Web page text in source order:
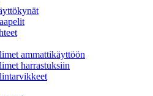
ammattikäyttöön
harrastuksiin